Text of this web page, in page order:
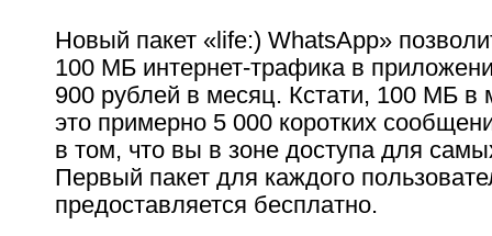
Новый пакет «life:) WhatsApp»
100 МБ интернет-трафика в
900 рублей в месяц. Кстати, 100 МБ в
это примерно 5 000 коротких
в том, что вы в зоне доступа для
Первый пакет для каждого
предоставляется бесплатно.